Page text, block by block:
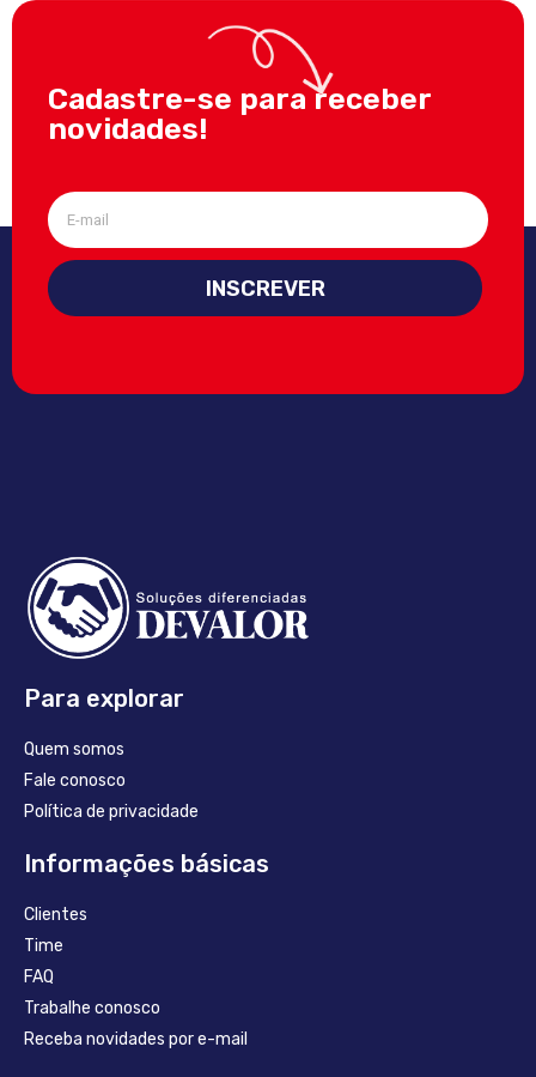
Cadastre-se para receber
novidades!
INSCREVER
Para explorar
Quem somos
Fale conosco
Política de privacidade
Informações básicas
Clientes
Time
FAQ
Trabalhe conosco
Receba novidades por e-mail